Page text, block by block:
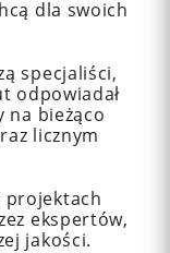
dla swoich
specjaliści,
odpowiadał
na bieżąco
licznym
projektach
ekspertów,
jakości.